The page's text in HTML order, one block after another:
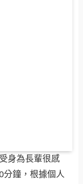
身為長輩很感
分鐘，根據個人